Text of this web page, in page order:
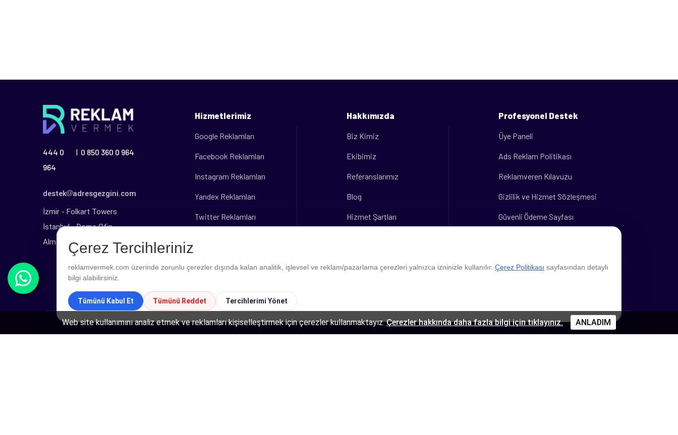
444 0
964
| 0 850 360 0 964
destek
adresgezgini.com
İzmir - Folkart Towers
İstanbul - Dome Ofis
Almanya - Marl
Hizmetlerimiz
Google Reklamları
Facebook Reklamları
Instagram Reklamları
Yandex Reklamları
Twitter Reklamları
Hakkımızda
Biz Kimiz
Ekibimiz
Referanslarımız
Blog
Hizmet Şartları
Profesyonel Destek
Üye Paneli
Ads Reklam Politikası
Reklamveren Kılavuzu
Gizlilik ve Hizmet Sözleşmesi
Güvenli Ödeme Sayfası
Çerez Tercihleriniz
reklamvermek.com üzerinde zorunlu çerezler dışında kalan analitik, işlevsel ve reklam/pazarlama çerezleri yalnızca izninizle kullanılır. Çerez Politikası sayfasından detaylı
bilgi alabilirsiniz.
Tümünü Kabul Et Tümünü Reddet Tercihlerimi Yönet
Web site kullanımını analiz etmek ve reklamları kişiselleştirmek için çerezler kullanmaktayız.Çerezler hakkında daha fazla bilgi için tıklayınız. ANLADIM